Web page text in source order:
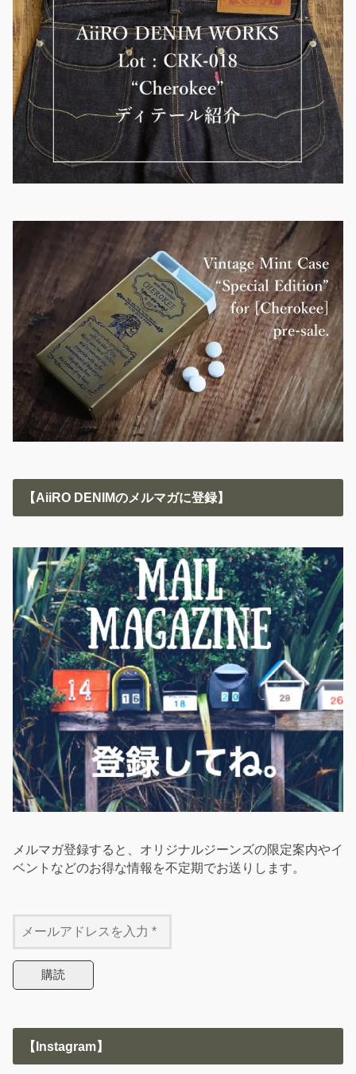
【AiiRO DENIMのメルマガに登録】
メルマガ登録すると、オリジナルジーンズの限定案内やイ
ベントなどのお得な情報を不定期でお送りします。
【Instagram】